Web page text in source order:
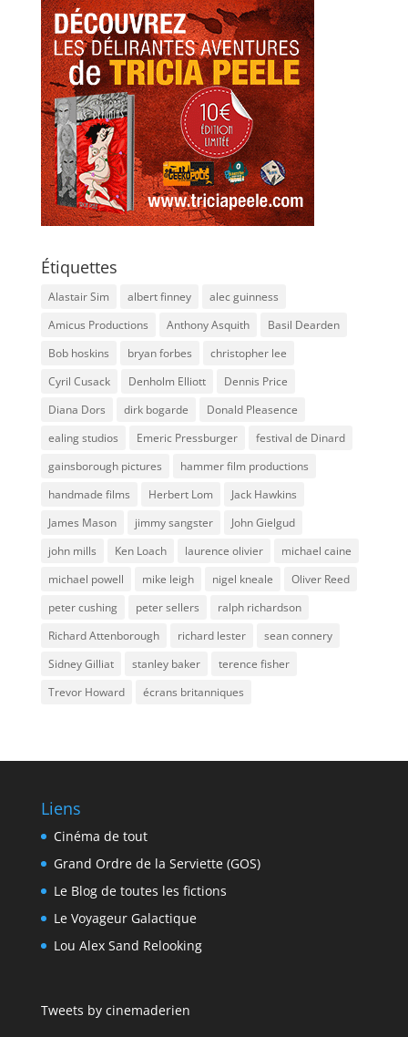
Étiquettes
Alastair Sim albert finney
alec guinness
Amicus Productions
Anthony Asquith
Basil Dearden
Bob hoskins
bryan forbes
christopher lee
Cyril Cusack
Denholm Elliott
Dennis Price
Diana Dors
dirk bogarde
Donald Pleasence
ealing studios
Emeric Pressburger
festival de Dinard
gainsborough pictures
hammer film productions
handmade films
Herbert Lom
Jack Hawkins
James Mason
jimmy sangster
John Gielgud
john mills
Ken Loach laurence olivier
michael caine
michael powell
mike leigh nigel kneale
Oliver Reed
peter cushing
peter sellers
ralph richardson
Richard Attenborough
richard lester
sean connery
Sidney Gilliat
stanley baker
terence fisher
Trevor Howard
écrans britanniques
Liens
Cinéma de tout
Grand Ordre de la Serviette (GOS)
Le Blog de toutes les fictions
Le Voyageur Galactique
Lou Alex Sand Relooking
Tweets by cinemaderien